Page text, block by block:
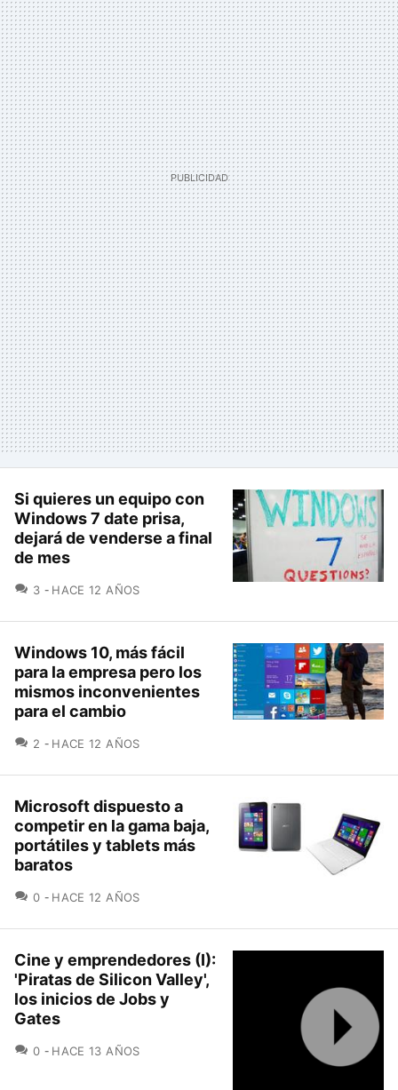
Si quieres un equipo con
Windows 7 date prisa,
dejará de venderse a final
de mes
3 COMENTARIOS
HACE 12 AÑOS
Windows 10, más fácil
para la empresa pero los
mismos inconvenientes
para el cambio
2 COMENTARIOS
HACE 12 AÑOS
Microsoft dispuesto a
competir en la gama baja,
portátiles y tablets más
baratos
0 COMENTARIOS
HACE 12 AÑOS
Cine y emprendedores (I):
'Piratas de Silicon Valley',
los inicios de Jobs y
Gates
0 COMENTARIOS
HACE 13 AÑOS